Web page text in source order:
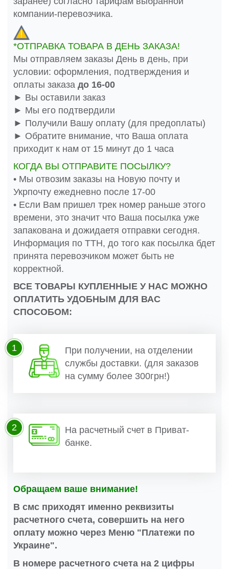
компании-перевозчика.
*ОТПРАВКА ТОВАРА В ДЕНЬ ЗАКАЗА!
Мы отправляем заказы День в день, при
условии: оформления, подтверждения и
оплаты заказа до 16-00
► Вы оставили заказ
► Мы его подтвердили
► Получили Вашу оплату (для предоплаты)
► Обратите внимание, что Ваша оплата
приходит к нам от 15 минут до 1 часа
КОГДА ВЫ ОТПРАВИТЕ ПОСЫЛКУ?
• Мы отвозим заказы на Новую почту и
Укрпочту ежедневно после 17-00
• Если Вам пришел трек номер раньше этого
времени, это значит что Ваша посылка уже
запакована и дожидаетя отправки сегодня.
Информация по ТТН, до того как посылка бдет
принята перевозчиком может быть не
корректной.
ВСЕ ТОВАРЫ КУПЛЕННЫЕ У НАС МОЖНО
ОПЛАТИТЬ УДОБНЫМ ДЛЯ ВАС
СПОСОБОМ:
При получении, на отделении
службы доставки. (для заказов
на сумму более 300грн!)
1
На расчетный счет в Приват-
банке.
2
Обращаем ваше внимание!
В смс приходят именно реквизиты
расчетного счета, совершить на него
оплату можно через Меню "Платежи по
Украине".
В номере расчетного счета на 2 цифры